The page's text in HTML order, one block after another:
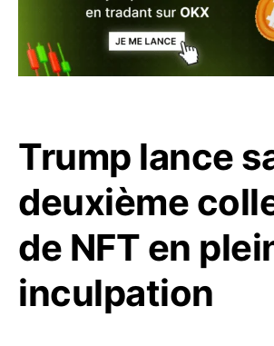
Trump lance
deuxième
de NFT en
inculpation